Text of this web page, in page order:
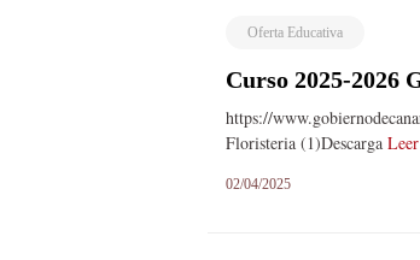
Oferta Educativa
Curso 2025-2026
https://
Floristeria (1)Descarga
02/04/2025